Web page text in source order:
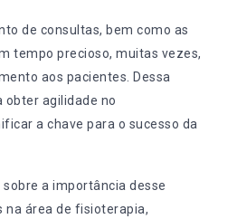
de consultas, bem como as
tempo precioso, muitas vezes,
aos pacientes. Dessa
agilidade no
a chave para o sucesso da
a importância desse
na área de fisioterapia,